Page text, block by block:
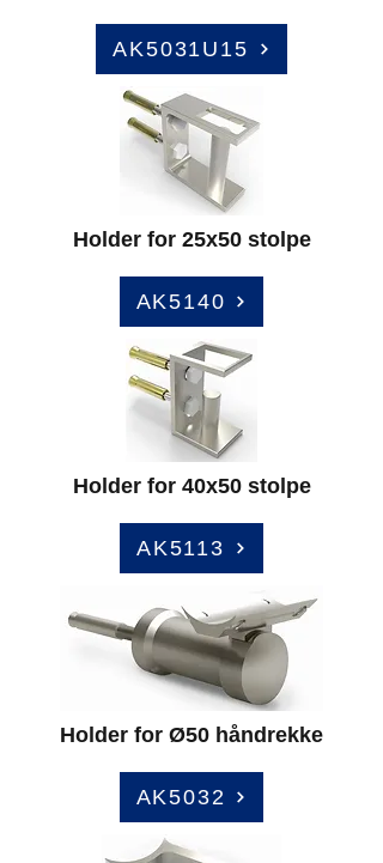
AK5031U15
Holder for 25x50 stolpe
AK5140
Holder for 40x50 stolpe
AK5113
Holder for Ø50 håndrekke
AK5032